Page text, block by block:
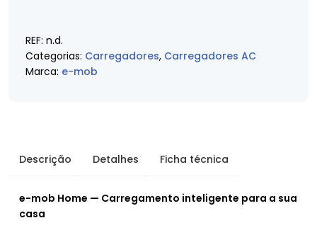
REF: n.d.
Categorias: Carregadores, Carregadores AC
Marca: e-mob
Descrição Detalhes Ficha técnica
e-mob Home — Carregamento inteligente para a sua
casa